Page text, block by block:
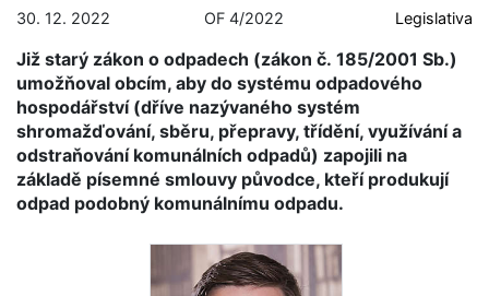
30. 12. 2022 OF 4/2022 Legislativa
Již starý zákon o odpadech (zákon č. 185/2001 Sb.)
umožňoval obcím, aby do systému odpadového
hospodářství (dříve nazývaného systém
shromažďování, sběru, přepravy, třídění, využívání a
odstraňování komunálních odpadů) zapojili na
základě písemné smlouvy původce, kteří produkují
odpad podobný komunálnímu odpadu.